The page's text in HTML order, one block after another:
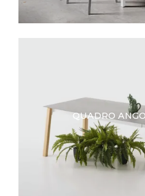
QUADRO